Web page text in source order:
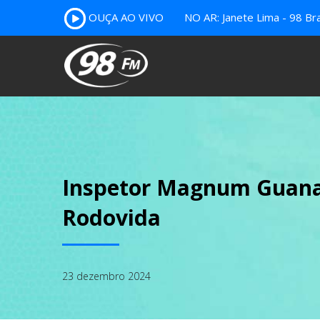
OUÇA AO VIVO NO AR: Janete Lima - 98
Inspetor Magnum
Rodovida
23 dezembro 2024